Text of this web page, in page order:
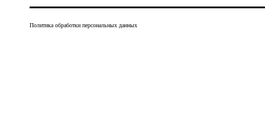
Политика обработки персональных данных